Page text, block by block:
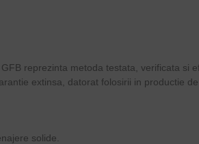
reprezinta metoda testata, verificata
extinsa, datorat folosirii in productie
solide.